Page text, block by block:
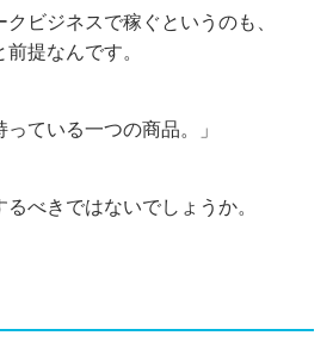
ビジネスで稼ぐというのも、
提なんです。
っている一つの商品。」
べきではないでしょうか。